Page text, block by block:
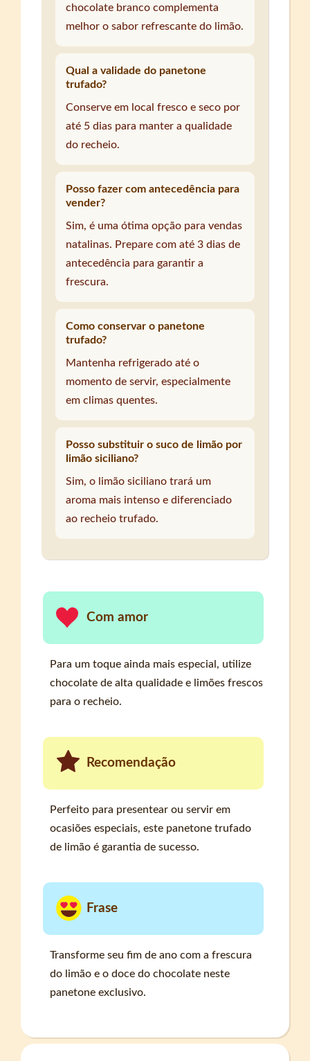
chocolate branco complementa
melhor o sabor refrescante do limão.
Qual a validade do panetone
trufado?
Conserve em local fresco e seco por
até 5 dias para manter a qualidade
do recheio.
Posso fazer com antecedência para
vender?
Sim, é uma ótima opção para vendas
natalinas. Prepare com até 3 dias de
antecedência para garantir a
frescura.
Como conservar o panetone
trufado?
Mantenha refrigerado até o
momento de servir, especialmente
em climas quentes.
Posso substituir o suco de limão por
limão siciliano?
Sim, o limão siciliano trará um
aroma mais intenso e diferenciado
ao recheio trufado.
Com amor
Para um toque ainda mais especial, utilize
chocolate de alta qualidade e limões frescos
para o recheio.
Recomendação
Perfeito para presentear ou servir em
ocasiões especiais, este panetone trufado
de limão é garantia de sucesso.
Frase
Transforme seu fim de ano com a frescura
do limão e o doce do chocolate neste
panetone exclusivo.